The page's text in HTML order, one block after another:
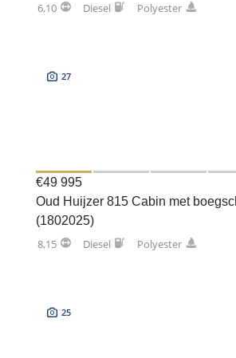
6,10 Diesel Polyester
27
€49 995
Oud Huijzer 815 Cabin met
(1802025)
8,15 Diesel Polyester
25